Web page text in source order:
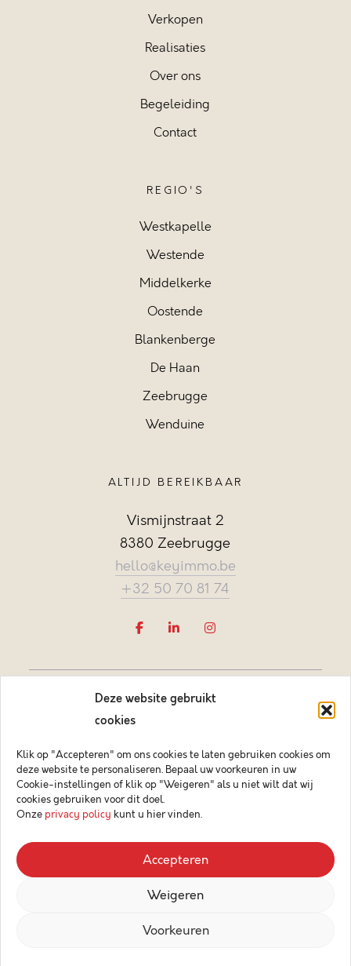
Deze website gebruikt
cookies
Klik op "Accepteren" om ons cookies te laten gebruiken cookies om
deze website te personaliseren. Bepaal uw voorkeuren in uw
Cookie-instellingen of klik op "Weigeren" als u niet wilt dat wij
cookies gebruiken voor dit doel.
Onze privacy policy kunt u hier vinden.
Accepteren
Weigeren
Voorkeuren
Verkopen
Realisaties
Over ons
Begeleiding
Contact
REGIO'S
Westkapelle
Westende
Middelkerke
Oostende
Blankenberge
De Haan
Zeebrugge
Wenduine
ALTIJD BEREIKBAAR
Vismijnstraat 2
8380 Zeebrugge
hello@keyimmo.be
+32 50 70 81 74
Vastgoedmakelaar-bemiddelaar BIV België BIV 505084
Ondernemingsnummer BTW-BE 0878.744.081 BA &
borgstelling via NV AXA Belgium (polisnr. 730.390.160)
© 2026 Key Immo
Disclaimer
Privacybeleid
Design & Code by Compagnon